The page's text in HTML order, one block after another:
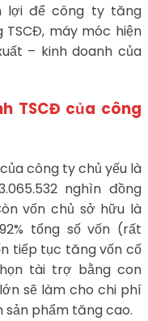
lợi để công ty tăng
máy móc hiện
– kinh doanh của
TSCĐ của công
công ty chủ yếu là
nghìn đồng
vốn chủ sở hữu là
tổng số vốn (rất
tiếp tục tăng vốn cố
tài trợ bằng con
sẽ làm cho chi phí
sản phẩm tăng cao.